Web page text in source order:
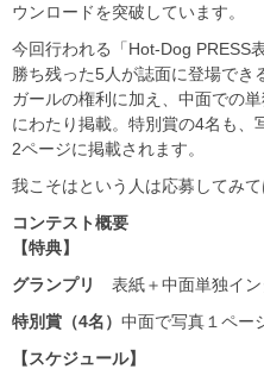
ウンロードを突破しています。
今回行われる「Hot-Dog PRESS
勝ち残った5人が誌面に登場でき
ガールの権利に加え、中面での
にわたり掲載。特別賞の4名も、
2ページに掲載されます。
我こそはという人は応募してみて
コンテスト概要
【特典】
グランプリ
表紙＋中面単独イン
特別賞（4名） 中面で写真１ペー
【スケジュール】